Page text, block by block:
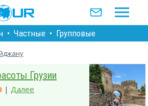
• Частные • Групповые
Грузии
| Далее